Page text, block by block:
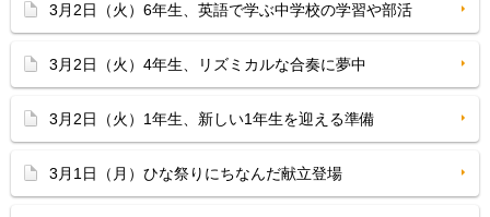
3月2日（火）6年生、英語で学ぶ中学校の学習や部活
3月2日（火）4年生、リズミカルな合奏に夢中
3月2日（火）1年生、新しい1年生を迎える準備
3月1日（月）ひな祭りにちなんだ献立登場